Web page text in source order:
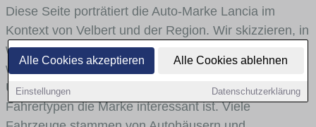
Alle Cookies akzeptieren Alle Cookies ablehnen
Einstellungen Datenschutzerklärung
Diese Seite porträtiert die Auto-Marke Lancia im
Kontext von Velbert und der Region. Wir skizzieren, in
welchen Fahrzeugklassen Lancia stark vertreten ist,
welche Modellreihen häufig im Stadt- und
Umlandverkehr zu sehen sind und für welche
Fahrertypen die Marke interessant ist. Viele